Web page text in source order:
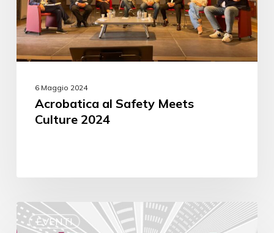
6 Maggio 2024
Acrobatica al Safety Meets
Culture 2024
EVENTI